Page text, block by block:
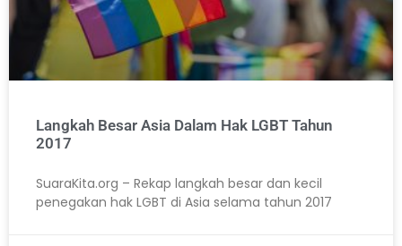
Langkah Besar Asia Dalam Hak LGBT Tahun
2017
SuaraKita.org – Rekap langkah besar dan kecil
penegakan hak LGBT di Asia selama tahun 2017